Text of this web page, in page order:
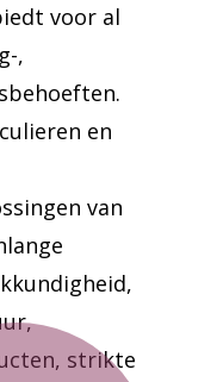
voor al
,
en
van
strikte